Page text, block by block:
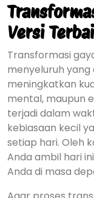
Versi
Transformasi
menyeluruh yang
meningkatkan
mental, maupun
terjadi dalam
kebiasaan kecil
setiap hari. Oleh
Anda ambil hari
Anda di masa